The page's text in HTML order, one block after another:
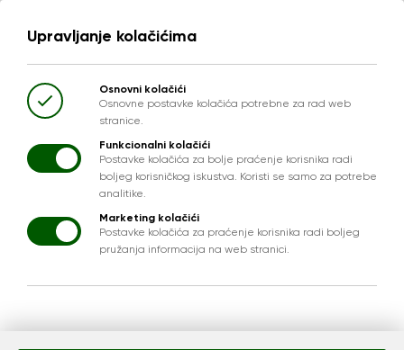
Upravljanje kolačićima
Osnovni kolačići
Osnovne postavke kolačića potrebne za rad web
stranice.
Funkcionalni kolačići
Postavke kolačića za bolje praćenje korisnika radi
boljeg korisničkog iskustva. Koristi se samo za potrebe
analitike.
Marketing kolačići
Postavke kolačića za praćenje korisnika radi boljeg
pružanja informacija na web stranici.